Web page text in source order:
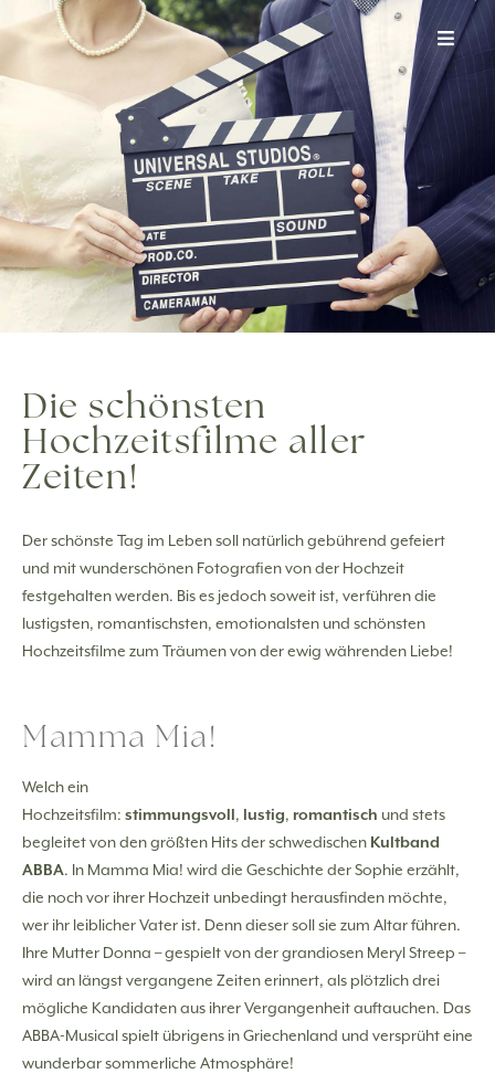
Inhalt
Die schönsten
Hochzeitsfilme aller
Zeiten!
Der schönste Tag im Leben soll natürlich gebührend gefeiert
und mit wunderschönen Fotografien von der Hochzeit
festgehalten werden. Bis es jedoch soweit ist, verführen die
lustigsten, romantischsten, emotionalsten und schönsten
Hochzeitsfilme zum Träumen von der ewig währenden Liebe!
Mamma Mia!
Welch ein
Hochzeitsfilm: stimmungsvoll, lustig, romantisch und stets
begleitet von den größten Hits der schwedischen Kultband
ABBA. In Mamma Mia! wird die Geschichte der Sophie erzählt,
die noch vor ihrer Hochzeit unbedingt herausfinden möchte,
wer ihr leiblicher Vater ist. Denn dieser soll sie zum Altar führen.
Ihre Mutter Donna – gespielt von der grandiosen Meryl Streep –
wird an längst vergangene Zeiten erinnert, als plötzlich drei
mögliche Kandidaten aus ihrer Vergangenheit auftauchen. Das
ABBA-Musical spielt übrigens in Griechenland und versprüht eine
wunderbar sommerliche Atmosphäre!